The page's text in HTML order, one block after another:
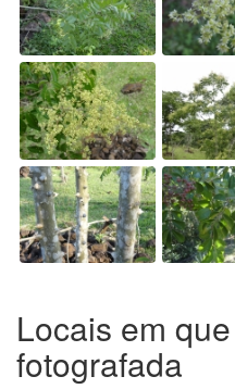
Locais em
fotografada